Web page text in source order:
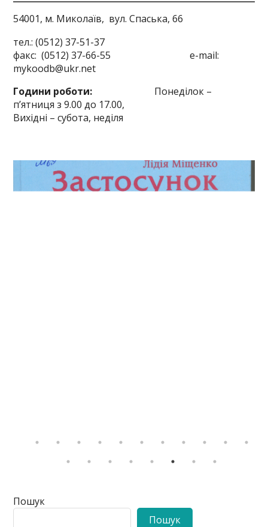
54001, м. Миколаїв, вул. Спаська, 66
тел.: (0512) 37-51-37
факс: (0512) 37-66-55 e-mail:
mykoodb@ukr.net
Години роботи: Понеділок –
п’ятниця з 9.00 до 17.00,
Вихідні – субота, неділя
Пошук
Пошук